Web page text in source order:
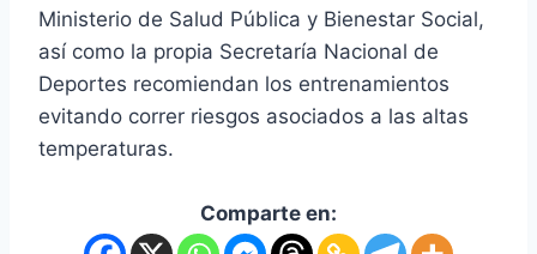
Ministerio de Salud Pública y Bienestar Social,
así como la propia Secretaría Nacional de
Deportes recomiendan los entrenamientos
evitando correr riesgos asociados a las altas
temperaturas.
Comparte en: